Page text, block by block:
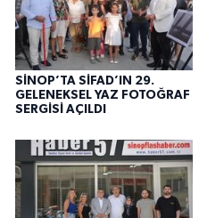
SİNOP’TA SİFAD’IN 29.
GELENEKSEL YAZ FOTOĞRAF
SERGİSİ AÇILDI